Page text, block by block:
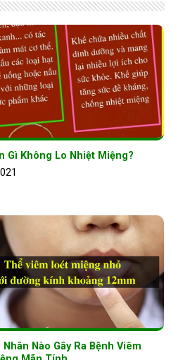
Gì Không Lo Nhiệt Miệng?
Nào Gây Ra Bệnh Viêm